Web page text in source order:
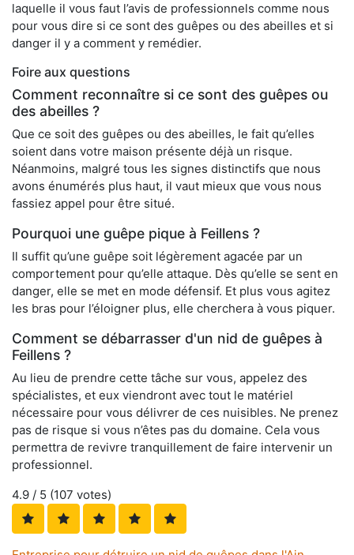
laquelle il vous faut l’avis de professionnels comme nous
pour vous dire si ce sont des guêpes ou des abeilles et si
danger il y a comment y remédier.
Foire aux questions
Comment reconnaître si ce sont des guêpes ou
des abeilles ?
Que ce soit des guêpes ou des abeilles, le fait qu’elles
soient dans votre maison présente déjà un risque.
Néanmoins, malgré tous les signes distinctifs que nous
avons énumérés plus haut, il vaut mieux que vous nous
fassiez appel pour être situé.
Pourquoi une guêpe pique à Feillens ?
Il suffit qu’une guêpe soit légèrement agacée par un
comportement pour qu’elle attaque. Dès qu’elle se sent en
danger, elle se met en mode défensif. Et plus vous agitez
les bras pour l’éloigner plus, elle cherchera à vous piquer.
Comment se débarrasser d'un nid de guêpes à
Feillens ?
Au lieu de prendre cette tâche sur vous, appelez des
spécialistes, et eux viendront avec tout le matériel
nécessaire pour vous délivrer de ces nuisibles. Ne prenez
pas de risque si vous n’êtes pas du domaine. Cela vous
permettra de revivre tranquillement de faire intervenir un
professionnel.
4.9 / 5 (107 votes)